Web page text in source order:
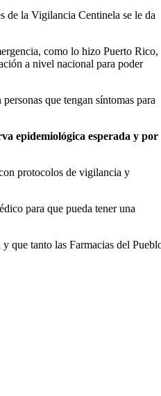
de la Vigilancia Centinela se le da
como lo hizo Puerto Rico,
a nivel nacional para poder
que tengan síntomas para
epidemiológica esperada y por
protocolos de vigilancia y
para que pueda tener una
que tanto las Farmacias del